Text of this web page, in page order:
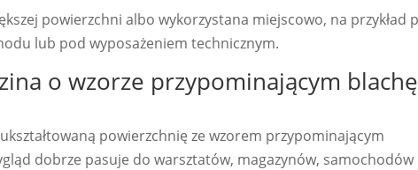
powierzchni albo wykorzystana miejscowo, na przykład
lub pod wyposażeniem technicznym.
o wzorze przypominającym blachę
powierzchnię ze wzorem przypominającym
dobrze pasuje do warsztatów, magazynów, samochodów